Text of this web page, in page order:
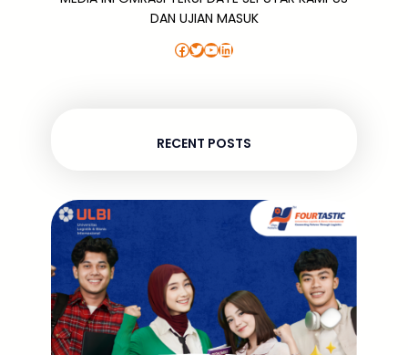
DAN UJIAN MASUK
Facebook Twitter YouTube LinkedIn
RECENT POSTS